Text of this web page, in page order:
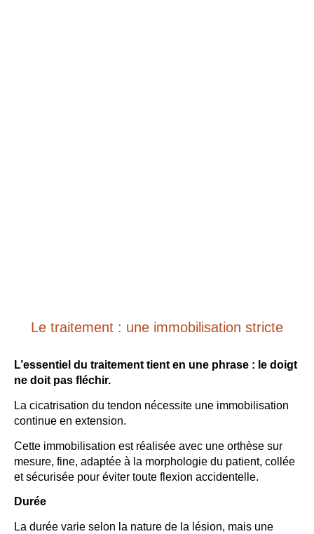
Le traitement : une immobilisation stricte
L’essentiel du traitement tient en une phrase : le doigt
ne doit pas fléchir.
La cicatrisation du tendon nécessite une immobilisation
continue en extension.
Cette immobilisation est réalisée avec une orthèse sur
mesure, fine, adaptée à la morphologie du patient, collée
et sécurisée pour éviter toute flexion accidentelle.
Durée
La durée varie selon la nature de la lésion, mais une